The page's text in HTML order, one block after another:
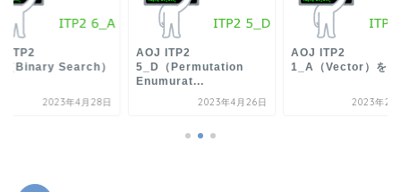
ITP2
（Binary Search）
2023年4月28日
AOJ ITP2
5_D（Permutation
Enumurat...
2023年4月26日
AOJ ITP2
1_A（Vector）を解
2023年2